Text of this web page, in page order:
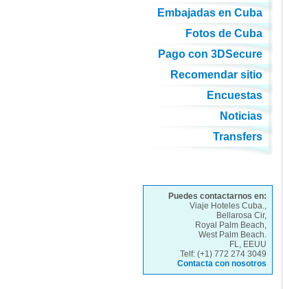
Embajadas en Cuba
Fotos de Cuba
Pago con 3DSecure
Recomendar sitio
Encuestas
Noticias
Transfers
Puedes contactarnos en:
Viaje Hoteles Cuba.,
Bellarosa Cir,
Royal Palm Beach,
West Palm Beach.
FL, EEUU
Telf: (+1) 772 274 3049
Contacta con nosotros